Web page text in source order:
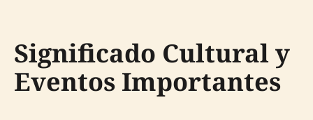
Significado Cultural y
Eventos Importantes